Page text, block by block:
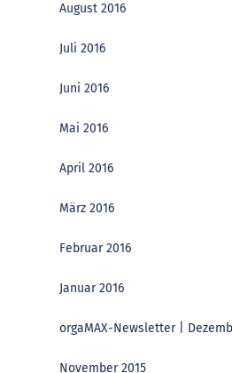
August 2016
Juli 2016
Juni 2016
Mai 2016
April 2016
März 2016
Februar 2016
Januar 2016
orgaMAX-Newsletter |
November 2015